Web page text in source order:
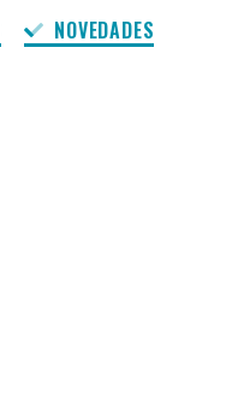
NOVEDADES